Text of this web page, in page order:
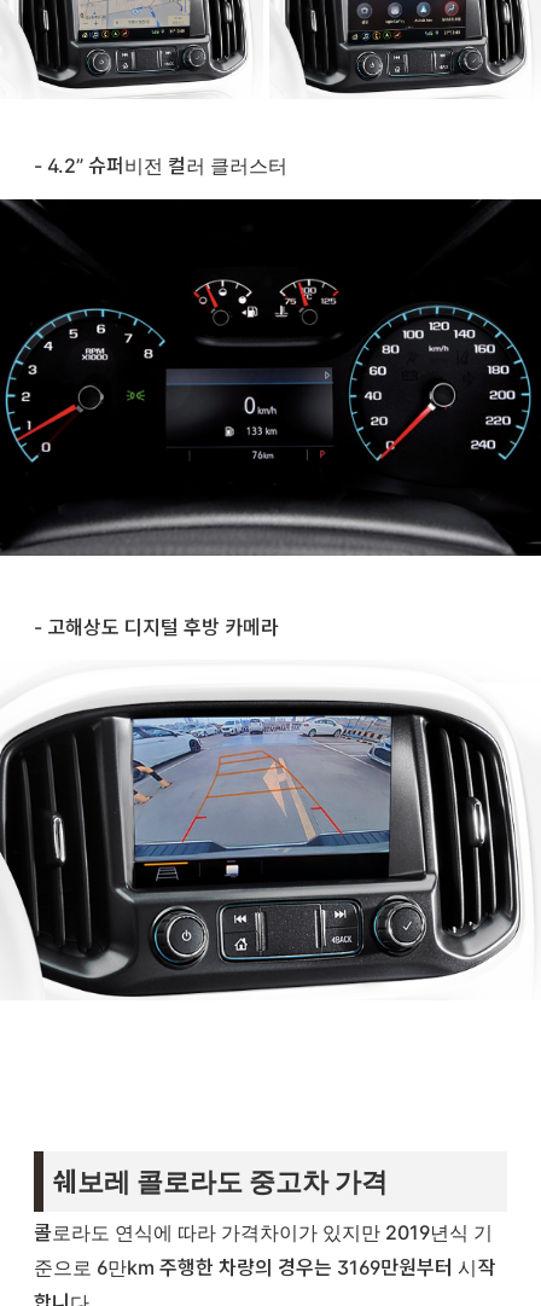
- 4.2” 슈퍼비전 컬러 클러스터
- 고해상도 디지털 후방 카메라
쉐보레 콜로라도 중고차 가격
콜로라도 연식에 따라 가격차이가 있지만 2019년식 기
준으로 6만km 주행한 차량의 경우는 3169만원부터 시작